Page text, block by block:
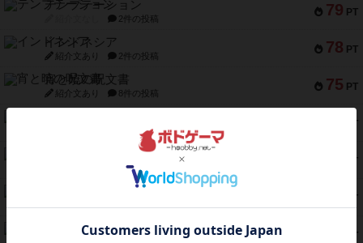
79 PT
テンプテーション
2件の投稿
78 PT
インドネシア
紹介文あり 2件の投稿
75 PT
宵と暁の呪文書
紹介文あり 8件の投稿
PT
9件の投稿
PT
1件の投稿
PT
PT
スペクタキュラー